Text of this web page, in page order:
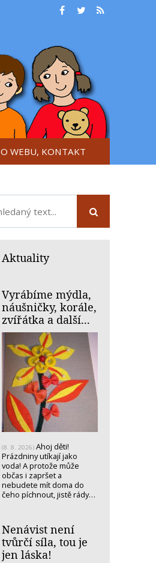
O WEBU, KONTAKT
Aktuality
Vyrábíme mýdla,
náušničky, korále,
zvířátka a další...
(8. 8. 2026) Ahoj děti!
Prázdniny utíkají jako
voda! A protože může
občas i zapršet a
nebudete mít doma do
čeho píchnout, jistě rády…
Nenávist není
tvůrčí síla, tou je
jen láska!